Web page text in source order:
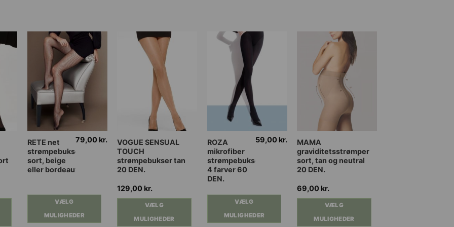
RETE net
strømpebukser
sort, beige
eller bordeaux
79,00 kr.
VÆLG
MULIGHEDER
Dette
vare
har
Mulighederne
vælges
VOGUE SENSUAL
TOUCH
strømpebukser tan
20 DEN.
129,00 kr.
VÆLG
MULIGHEDER
Dette
vare
har
varianter.
Mulighederne
vælges
ROZA
mikrofiber
strømpebukser
4 farver 60
DEN.
59,00 kr.
VÆLG
MULIGHEDER
Dette
vare
har
flere
Mulighederne
vælges
MAMA
graviditetsstrømper
sort, tan og neutral
20 DEN.
69,00 kr.
VÆLG
MULIGHEDER
Dette
vare
har
varianter.
Mulighederne
vælges